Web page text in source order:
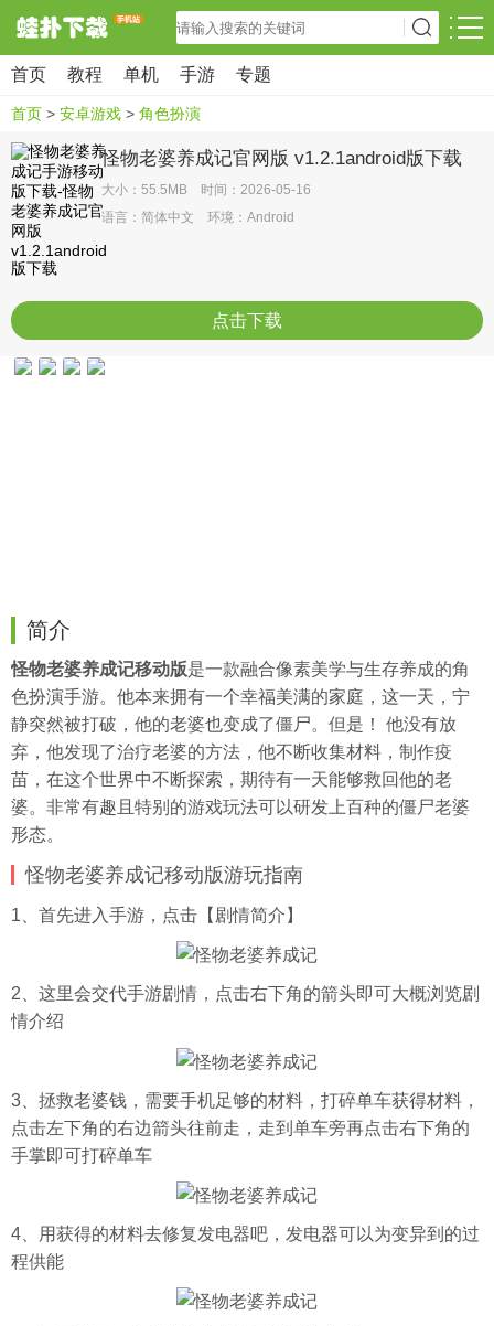
首页 教程 单机 手游 专题
首页 > 安卓游戏 > 角色扮演
怪物老婆养成记官网版 v1.2.1android版下载
大小：55.5MB 时间：2026-05-16
语言：简体中文 环境：Android
点击下载
简介
怪物老婆养成记移动版是一款融合像素美学与生存养成的角
色扮演手游。他本来拥有一个幸福美满的家庭，这一天，宁
静突然被打破，他的老婆也变成了僵尸。但是！ 他没有放
弃，他发现了治疗老婆的方法，他不断收集材料，制作疫
苗，在这个世界中不断探索，期待有一天能够救回他的老
婆。非常有趣且特别的游戏玩法可以研发上百种的僵尸老婆
形态。
怪物老婆养成记移动版游玩指南
1、首先进入手游，点击【剧情简介】
2、这里会交代手游剧情，点击右下角的箭头即可大概浏览剧
情介绍
3、拯救老婆钱，需要手机足够的材料，打碎单车获得材料，
点击左下角的右边箭头往前走，走到单车旁再点击右下角的
手掌即可打碎单车
4、用获得的材料去修复发电器吧，发电器可以为变异到的过
程供能